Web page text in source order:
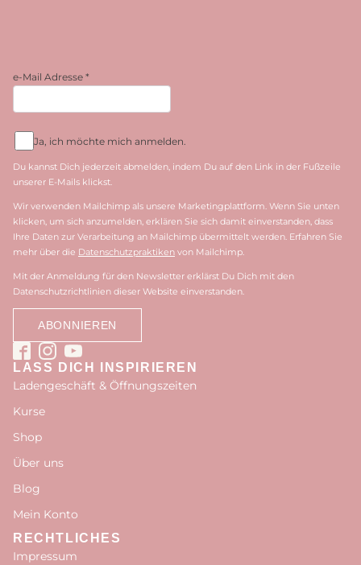
e-Mail Adresse *
Ja, ich möchte mich anmelden.
Du kannst Dich jederzeit abmelden, indem Du auf den Link in der Fußzeile
unserer E-Mails klickst.
Wir verwenden Mailchimp als unsere Marketingplattform. Wenn Sie unten
klicken, um sich anzumelden, erklären Sie sich damit einverstanden, dass
Ihre Daten zur Verarbeitung an Mailchimp übermittelt werden. Erfahren Sie
mehr über die Datenschutzpraktiken von Mailchimp.
Mit der Anmeldung für den Newsletter erklärst Du Dich mit den
Datenschutzrichtlinien dieser Website einverstanden.
LASS DICH INSPIRIEREN
Ladengeschäft & Öffnungszeiten
Kurse
Shop
Über uns
Blog
Mein Konto
RECHTLICHES
Impressum